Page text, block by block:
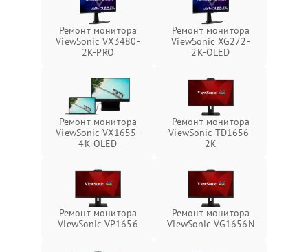
Ремонт монитора
ViewSonic VX3480-
2K-PRO
Ремонт монитора
ViewSonic XG272-
2K-OLED
Ремонт монитора
ViewSonic VX1655-
4K-OLED
Ремонт монитора
ViewSonic TD1656-
2K
Ремонт монитора
ViewSonic VP1656
Ремонт монитора
ViewSonic VG1656N